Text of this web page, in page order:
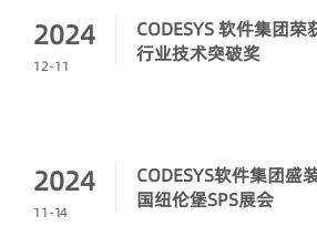
2024
12-11
CODESYS 软件集团荣
行业技术突破奖‌
2024
11-14
CODESYS软件集团盛
国纽伦堡SPS展会